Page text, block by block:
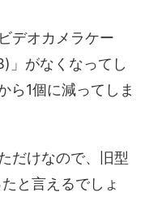
デオカメラケー
」がなくなってし
ら1個に減ってしま
だけなので、旧型
と言えるでしょ